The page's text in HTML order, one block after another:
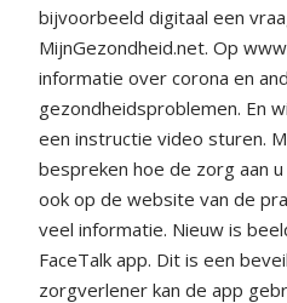
bijvoorbeeld digitaal een
MijnGezondheid.net. Op
informatie over corona en
gezondheidsproblemen. En
een instructie video sturen.
bespreken hoe de zorg aan
ook op de website van de
veel informatie. Nieuw is
FaceTalk app. Dit is een
zorgverlener kan de app